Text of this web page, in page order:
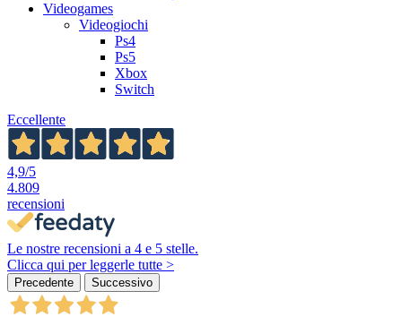
Videogames
Videogiochi
Ps4
Ps5
Xbox
Switch
Eccellente
4,9/5
4.809
recensioni
Le nostre recensioni a 4 e 5 stelle.
Clicca qui per leggerle tutte >
Precedente Successivo